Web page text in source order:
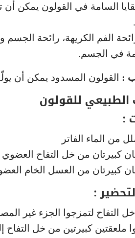
السامة في القولون يمكن
الفم الكريهة، رائحة
في الجسم.
: القولون المسدود يمكن أن
الطبيعي للقولون
:
كبيرتان من خل التفاح العضوي
كبيرتان من العسل الخام
:
التفاح لتمزجوا الجزء غير
كبيرتين من خل التفاح إلى 250 ملل من الماء